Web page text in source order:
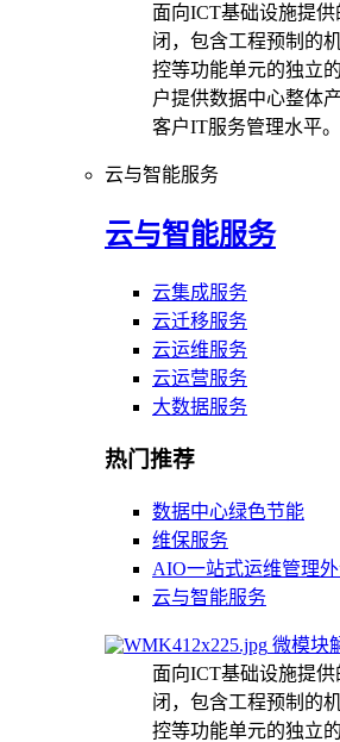
面向ICT基础设施提
闭，包含工程预制的
控等功能单元的独立
户提供数据中心整体
客户IT服务管理水平。
云与智能服务
云与智能服务
云集成服务
云迁移服务
云运维服务
云运营服务
大数据服务
热门推荐
数据中心绿色节能
维保服务
AIO一站式运维管理
云与智能服务
微模块
面向ICT基础设施提
闭，包含工程预制的
控等功能单元的独立